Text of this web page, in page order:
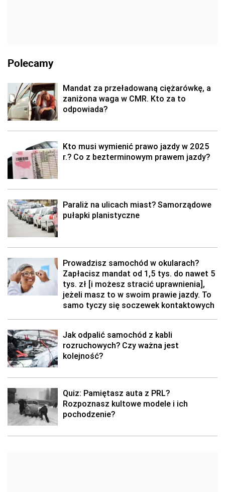
Polecamy
Mandat za przeładowaną ciężarówkę, a
zaniżona waga w CMR. Kto za to
odpowiada?
Kto musi wymienić prawo jazdy w 2025
r.? Co z bezterminowym prawem jazdy?
Paraliż na ulicach miast? Samorządowe
pułapki planistyczne
Prowadzisz samochód w okularach?
Zapłacisz mandat od 1,5 tys. do nawet 5
tys. zł [i możesz stracić uprawnienia],
jeżeli masz to w swoim prawie jazdy. To
samo tyczy się soczewek kontaktowych
Jak odpalić samochód z kabli
rozruchowych? Czy ważna jest
kolejność?
Quiz: Pamiętasz auta z PRL?
Rozpoznasz kultowe modele i ich
pochodzenie?